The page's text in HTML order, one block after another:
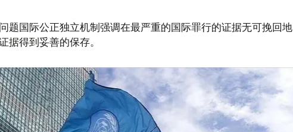
题国际公正独立机制强调在最严重的国际罪行的证据无可挽回地
据得到妥善的保存。